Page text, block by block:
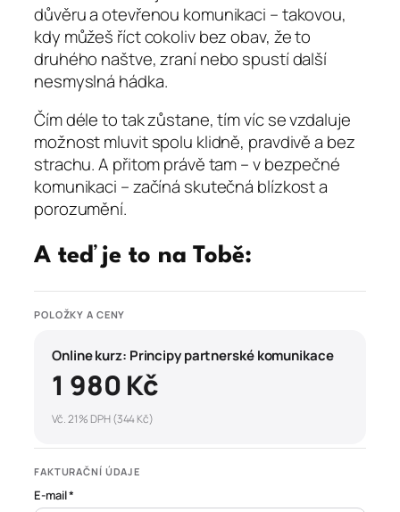
důvěru a otevřenou komunikaci – takovou,
kdy můžeš říct cokoliv bez obav, že to
druhého naštve, zraní nebo spustí další
nesmyslná hádka.
Čím déle to tak zůstane, tím víc se vzdaluje
možnost mluvit spolu klidně, pravdivě a bez
strachu. A přitom právě tam – v bezpečné
komunikaci – začíná skutečná blízkost a
porozumění.
A teď je to na Tobě:
POLOŽKY A CENY
Online kurz: Principy partnerské komunikace
1 980 Kč
Vč. 21 % DPH (344 Kč)
FAKTURAČNÍ ÚDAJE
E-mail *